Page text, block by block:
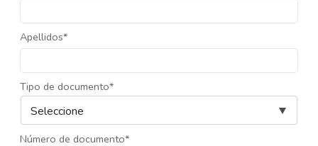
Apellidos*
Tipo de documento*
Número de documento*